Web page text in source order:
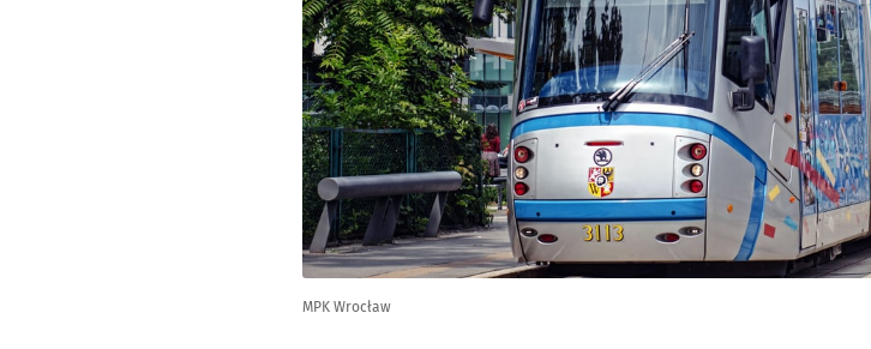
MPK Wrocław